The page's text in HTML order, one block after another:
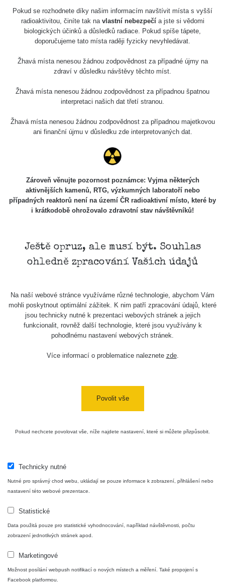
e-mail: radiation@zhavamista.cz
instagram: https://www.instagram.com/zhavamista/
facebook stránka:https://www.facebook.com/ZhavaMista
discord: https://discord.gg/EKavNtPR4x
Měření
Lidé
Kontakt
https://creativecommons.org/licenses/by-nc/4.0/
© 2026 Žhavá místa - Tile generated maps: 3343 z 3343 (6.8.2026 22:30:06)
Pokud se rozhodnete díky našim informacím navštívit místa s vyšší
radioaktivitou, činíte tak na vlastní nebezpečía jste si vědomi
biologických účinků a důsledků radiace. Pokud spíše tápete,
doporučujeme tato místa raději fyzicky nevyhledávat.
Žhavá místa nenesou žádnou zodpovědnost za případné újmy na
zdraví v důsledku návštěvy těchto míst.
Žhavá místa nenesou žádnou zodpovědnost za případnou špatnou
interpretaci našich dat třetí stranou.
Žhavá místa nenesou žádnou zodpovědnost za případnou majetkovou
ani finanční újmu v důsledku zde interpretovaných dat.
Zároveň věnujte pozornost poznámce: Vyjma některých
aktivnějších kamenů, RTG, výzkumných laboratoří nebo
případných reaktorů není na území ČR radioaktivní místo, které by
i krátkodobě ohrožovalo zdravotní stav návštěvníků!
Ještě opruz, ale musí být. Souhlas
ohledně zpracování Vašich údajů
Na naší webové stránce využíváme různé technologie, abychom Vám
mohli poskytnout optimální zážitek. K nim patří zpracování údajů, které
jsou technicky nutné k prezentaci webových stránek a jejich
funkcionalit, rovněž další technologie, které jsou využívány k
pohodlnému nastavení webových stránek.
Více informací o problematice naleznete zde.
Povolit vše
Pokud nechcete povolovat vše, níže najdete nastavení, které si můžete přizpůsobit.
Technicky nutné
Nutné pro správný chod webu, ukládají se pouze informace k zobrazení, přihlášení nebo
nastavení této webové prezentace.
Statistické
Data použitá pouze pro statistické vyhodnocování, například návštěvnosti, počtu
zobrazení jednotlivých stránek apod.
Marketingové
Možnost posílání webpush notifikací o nových místech a měření. Také propojení s
Facebook platformou.